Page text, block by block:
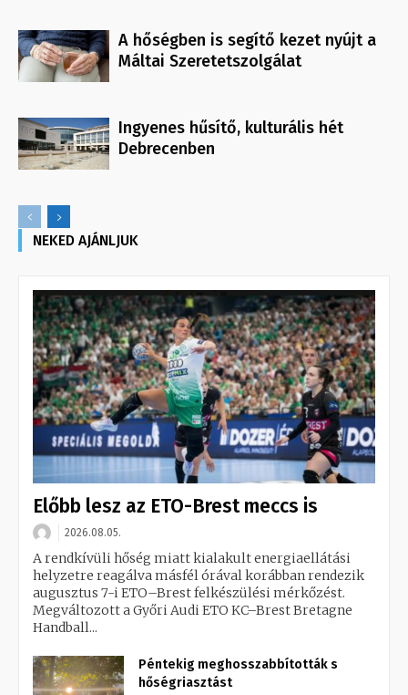
A hőségben is segítő kezet nyújt a
Máltai Szeretetszolgálat
Ingyenes hűsítő, kulturális hét
Debrecenben
NEKED AJÁNLJUK
Előbb lesz az ETO-Brest meccs is
2026.08.05.
A rendkívüli hőség miatt kialakult energiaellátási
helyzetre reagálva másfél órával korábban rendezik
augusztus 7-i ETO–Brest felkészülési mérkőzést.
Megváltozott a Győri Audi ETO KC–Brest Bretagne
Handball...
Péntekig meghosszabbították s
hőségriasztást